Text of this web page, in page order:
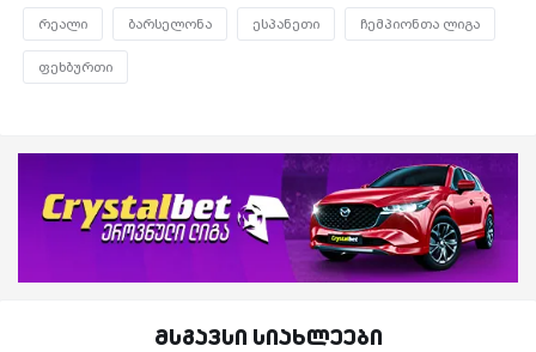
რეალი ბარსელონა ესპანეთი ჩემპიონთა ლიგა
ფეხბურთი
მსგავსი სიახლეები